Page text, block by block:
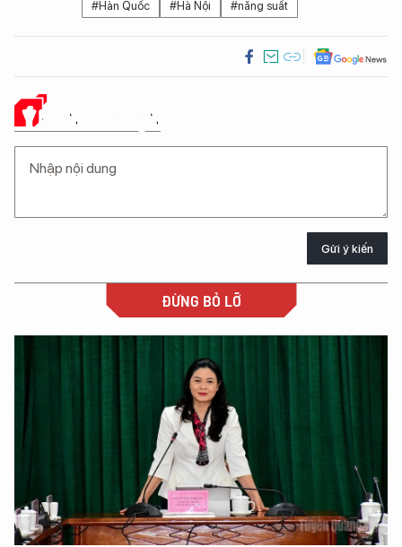
#Hàn Quốc #Hà Nội #năng suất
Ý KIẾN CỦA BẠN
Gửi ý kiến
ĐỪNG BỎ LỠ